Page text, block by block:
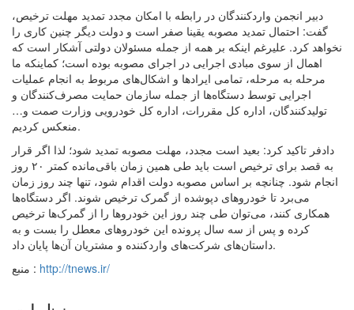
دبیر انجمن واردکنندگان در رابطه با امکان مجدد تمدید مهلت ترخیص،
گفت: احتمال تمدید مصوبه یقینا صفر است و دولت دیگر چنین کاری را
نخواهد کرد. علیرغم اینکه بر همه از جمله مسئولان دولتی آشکار است که
اهمال از سوی مبادی اجرایی در اجرای مصوبه بوده است؛ کماینکه ما
مرحله به مرحله، تمامی ایرادها و اشکال‌های مربوط به انجام عملیات
اجرایی توسط دستگاه‌ها از جمله سازمان حمایت مصرف‌کنندگان و
تولیدکنندگان، اداره کل مقررات، اداره کل خودرویی وزارت صمت و…
منعکس کردیم.
دادفر تاکید کرد: بعید است مجدد، مهلت مصوبه تمدید شود؛ لذا اگر قرار
به قصد برای ترخیص است باید طی همین زمان باقی‌مانده کمتر ۲۰ روز
انجام شود. چنانچه بر اساس مصوبه دولت اقدام شود، تنها چند روز زمان
می‌برد تا خودروهای دپوشده از گمرک ترخیص شوند. اگر دستگاه‌ها
همکاری کنند، می‌توان طی چند روز این خودروها را از گمرک‌ها ترخیص
کرده و پس از سه سال پرونده این خودروهای معطل را بست و به
داستان‌های شرکت‌های واردکننده و مشتریان آن‌ها پایان داد.
منبع : http://tnews.ir/